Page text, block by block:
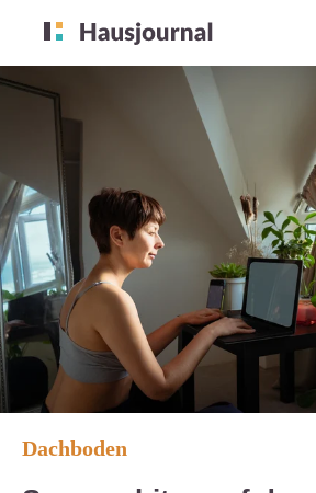
Dachboden